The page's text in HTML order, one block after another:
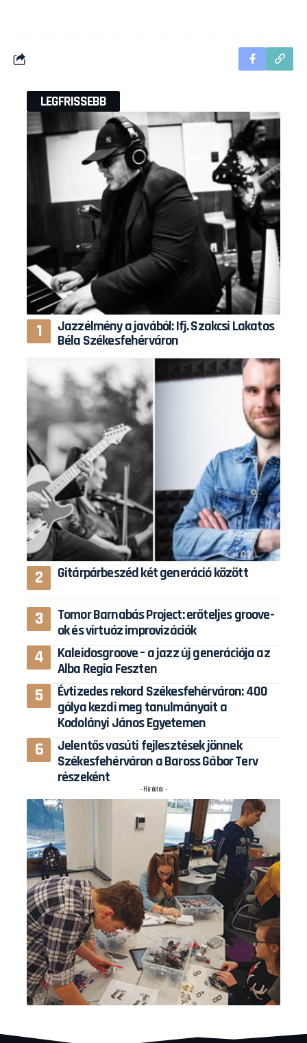
LEGFRISSEBB
Jazzélmény a javából: Ifj. Szakcsi Lakatos
Béla Székesfehérváron
Gitárpárbeszéd két generáció között
Tomor Barnabás Project: erőteljes groove-
ok és virtuóz improvizációk
Kaleidosgroove – a jazz új generációja az
Alba Regia Feszten
Évtizedes rekord Székesfehérváron: 400
gólya kezdi meg tanulmányait a
Kodolányi János Egyetemen
Jelentős vasúti fejlesztések jönnek
Székesfehérváron a Baross Gábor Terv
részeként
- Hirdetés -